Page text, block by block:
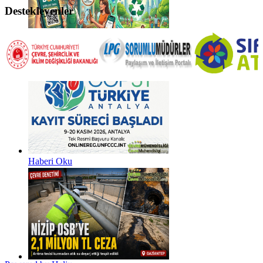
Haberi Oku
Haberi Oku
Destekleyenler